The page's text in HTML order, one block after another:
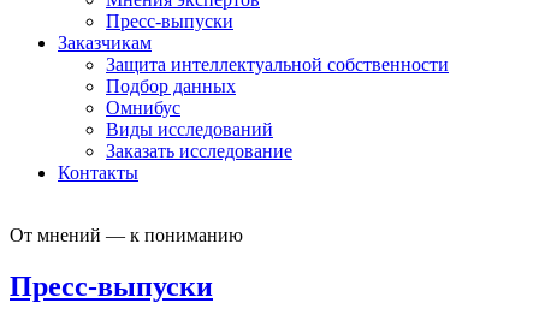
Пресс-выпуски
Заказчикам
Защита интеллектуальной собственности
Подбор данных
Омнибус
Виды исследований
Заказать исследование
Контакты
От мнений — к пониманию
Пресс-выпуски